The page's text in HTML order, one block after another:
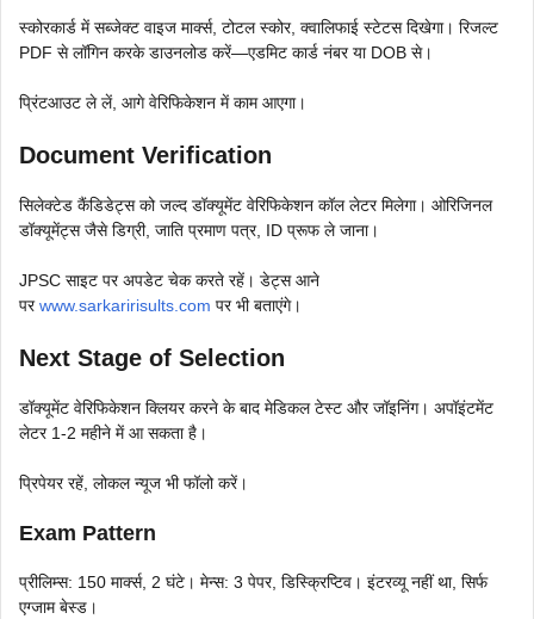
स्कोरकार्ड में सब्जेक्ट वाइज मार्क्स, टोटल स्कोर, क्वालिफाई स्टेटस दिखेगा। रिजल्ट
PDF से लॉगिन करके डाउनलोड करें—एडमिट कार्ड नंबर या DOB से।
प्रिंटआउट ले लें, आगे वेरिफिकेशन में काम आएगा।
Document Verification
सिलेक्टेड कैंडिडेट्स को जल्द डॉक्यूमेंट वेरिफिकेशन कॉल लेटर मिलेगा। ओरिजिनल
डॉक्यूमेंट्स जैसे डिग्री, जाति प्रमाण पत्र, ID प्रूफ ले जाना।
JPSC साइट पर अपडेट चेक करते रहें। डेट्स आने
परwww.sarkaririsults.com पर भी बताएंगे।
Next Stage of Selection
डॉक्यूमेंट वेरिफिकेशन क्लियर करने के बाद मेडिकल टेस्ट और जॉइनिंग। अपॉइंटमेंट
लेटर 1-2 महीने में आ सकता है।
प्रिपेयर रहें, लोकल न्यूज भी फॉलो करें।
Exam Pattern
प्रीलिम्स: 150 मार्क्स, 2 घंटे। मेन्स: 3 पेपर, डिस्क्रिप्टिव। इंटरव्यू नहीं था, सिर्फ
एग्जाम बेस्ड।